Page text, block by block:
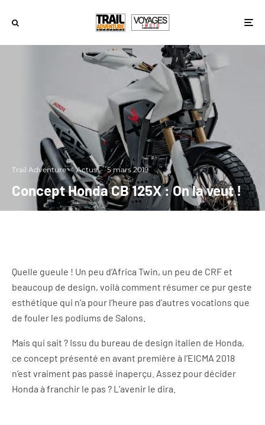
Trail Adventure · Actus · 5 mars 2019
Concept Honda CB 125X : On la veut !
Quelle gueule ! Un peu d’Africa Twin, un peu de CRF et
beaucoup de design, voilà comment résumer ce pur geste
esthétique qui n’a pour l’heure pas d’autres vocations que
de fouler les podiums de Salons.
Mais qui sait ? Issu du bureau de design italien de Honda,
ce concept présenté en avant première à l’EICMA 2018
n’est vraiment pas passé inaperçu. Assez pour décider
Honda à franchir le pas ? L’avenir le dira.